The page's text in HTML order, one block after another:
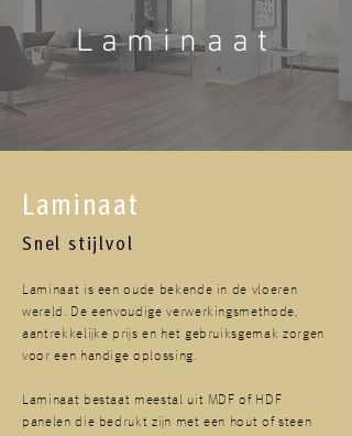
Laminaat
Laminaat
Snel stijlvol
Laminaat is een oude bekende in de vloeren
wereld. De eenvoudige verwerkingsmethode,
aantrekkelijke prijs en het gebruiksgemak zorgen
voor een handige oplossing.
Laminaat bestaat meestal uit MDF of HDF
panelen die bedrukt zijn met een hout of steen